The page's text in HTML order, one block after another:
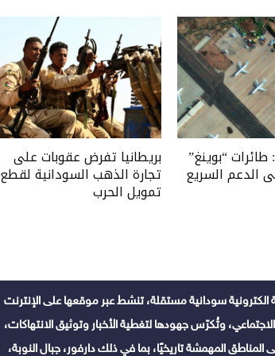
“بوينغ”
الدعم السريع
بريطانيا تفرض عقوبات على
تجارة الذهب السودانية لقطع
تمويل الحرب
الكترونية سودانية مستقلة، تنشط عبر موقعها على الإنترنت
وتُكرّس جهودها لتغطية الأخبار وتوثيق الانتهاكات،
المهمشة تاريخيًا، بما في ذلك دارفور، جبال النوبة،